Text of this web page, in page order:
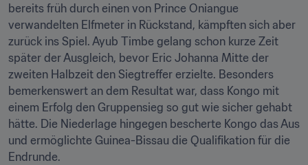
bereits früh durch einen von Prince Oniangue
verwandelten Elfmeter in Rückstand, kämpften sich aber
zurück ins Spiel. Ayub Timbe gelang schon kurze Zeit
später der Ausgleich, bevor Eric Johanna Mitte der
zweiten Halbzeit den Siegtreffer erzielte. Besonders
bemerkenswert an dem Resultat war, dass Kongo mit
einem Erfolg den Gruppensieg so gut wie sicher gehabt
hätte. Die Niederlage hingegen bescherte Kongo das Aus
und ermöglichte Guinea-Bissau die Qualifikation für die
Endrunde.